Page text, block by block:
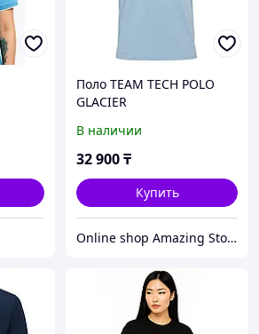
Поло TEAM TECH POLO
GLACIER
В наличии
32 900₸
Купить
Online shop Amazing Store